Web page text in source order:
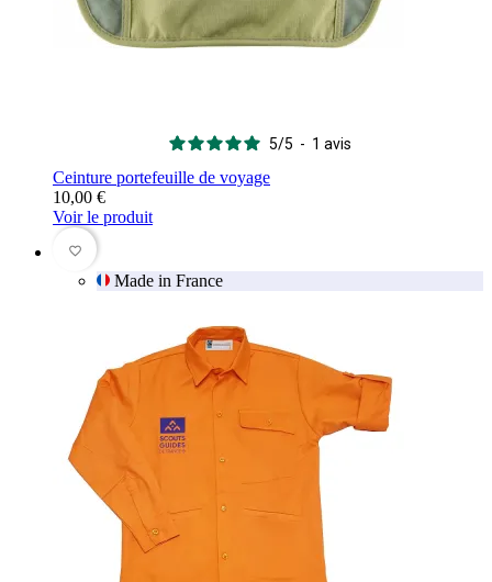
5/5 - 1 avis
Ceinture portefeuille de voyage
10,00 €
Voir le produit
favorite_border
Made in France